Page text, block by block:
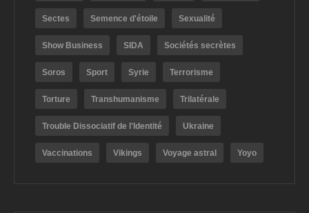
Sectes Semence d'étoile Sexualité
Show Business SIDA Sociétés secrètes
Soros Sport Syrie Terrorisme
Torture Transhumanisme Trilatérale
Trouble Dissociatif de l'Identité Ukraine
Vaccinations Vikings Voyage astral Yoyo